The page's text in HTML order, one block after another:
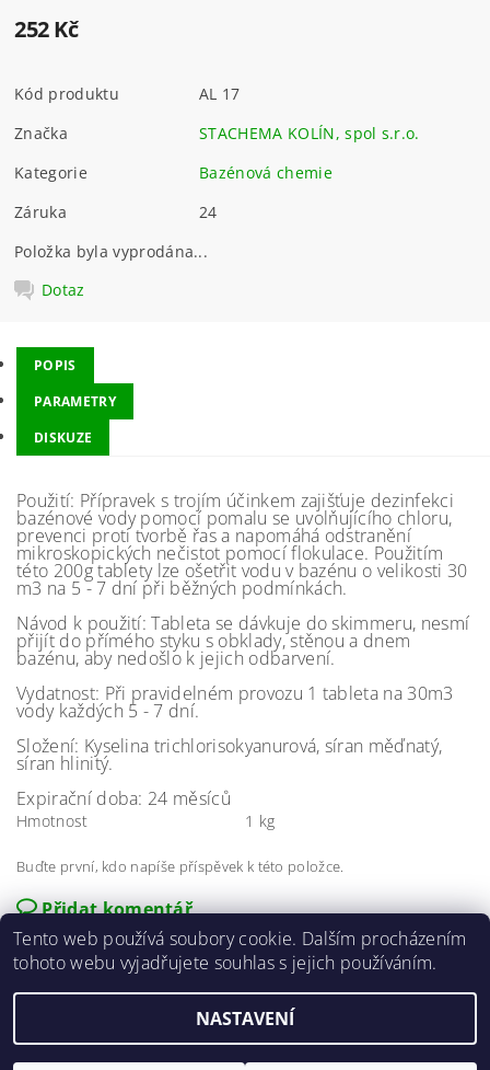
252 Kč
Kód produktu
AL 17
Značka
STACHEMA KOLÍN, spol s.r.o.
Kategorie
Bazénová chemie
Záruka
24
Položka byla vyprodána...
Dotaz
POPIS
PARAMETRY
DISKUZE
Použití: Přípravek s trojím účinkem zajišťuje dezinfekci
bazénové vody pomocí pomalu se uvolňujícího chloru,
prevenci proti tvorbě řas a napomáhá odstranění
mikroskopických nečistot pomocí flokulace. Použitím
této 200g tablety lze ošetřit vodu v bazénu o velikosti 30
m3 na 5 - 7 dní při běžných podmínkách.
Návod k použití: Tableta se dávkuje do skimmeru, nesmí
přijít do přímého styku s obklady, stěnou a dnem
bazénu, aby nedošlo k jejich odbarvení.
Vydatnost: Při pravidelném provozu 1 tableta na 30m3
vody každých 5 - 7 dní.
Složení: Kyselina trichlorisokyanurová, síran měďnatý,
síran hlinitý.
Expirační doba: 24 měsíců
Hmotnost 1 kg
Buďte první, kdo napíše příspěvek k této položce.
Přidat komentář
2026 ©E-agro.cz, všechna práva vyhrazena
Tento web používá soubory cookie. Dalším procházením
tohoto webu vyjadřujete souhlas s jejich používáním.
NASTAVENÍ